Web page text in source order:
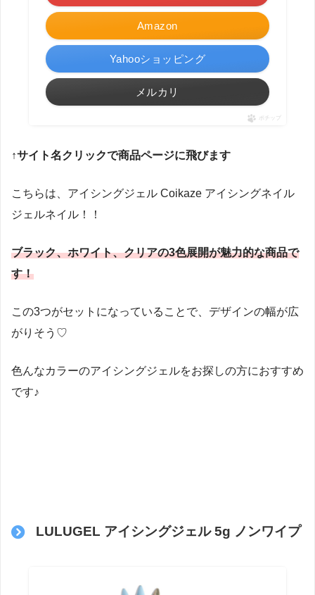
Amazon
Yahooショッピング
メルカリ
ポチップ
↑サイト名クリックで商品ページに飛びます
こちらは、アイシングジェル Coikaze アイシングネイル
ジェルネイル！！
ブラック、ホワイト、クリアの3色展開が魅力的な商品で
す！
この3つがセットになっていることで、デザインの幅が広
がりそう♡
色んなカラーのアイシングジェルをお探しの方におすすめ
です♪
LULUGEL アイシングジェル 5g ノンワイプ